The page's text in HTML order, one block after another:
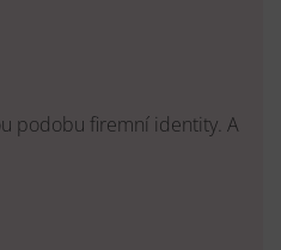
podobu firemní identity. A